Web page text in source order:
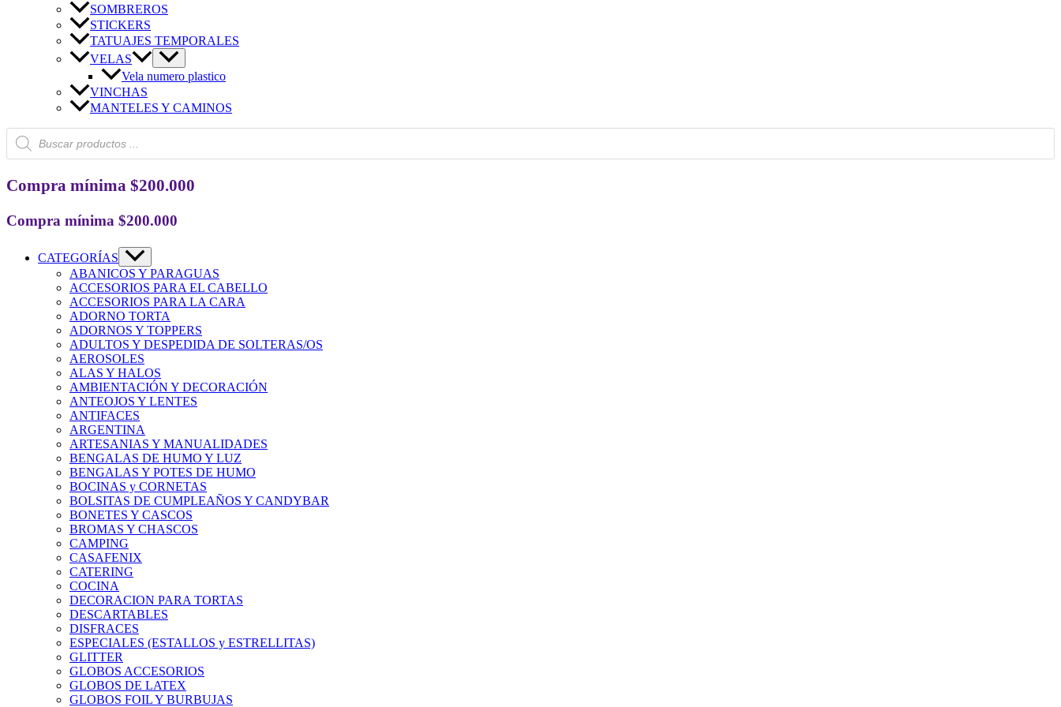
SOMBREROS
STICKERS
TATUAJES TEMPORALES
VELAS
Vela numero plastico
VINCHAS
MANTELES Y CAMINOS
Búsqueda
de
productos
Compra mínima $200.000
Compra mínima $200.000
CATEGORÍAS
ABANICOS Y PARAGUAS
ACCESORIOS PARA EL CABELLO
ACCESORIOS PARA LA CARA
ADORNO TORTA
ADORNOS Y TOPPERS
ADULTOS Y DESPEDIDA DE SOLTERAS/OS
AEROSOLES
ALAS Y HALOS
AMBIENTACIÓN Y DECORACIÓN
ANTEOJOS Y LENTES
ANTIFACES
ARGENTINA
ARTESANIAS Y MANUALIDADES
BENGALAS DE HUMO Y LUZ
BENGALAS Y POTES DE HUMO
BOCINAS y CORNETAS
BOLSITAS DE CUMPLEAÑOS Y CANDYBAR
BONETES Y CASCOS
BROMAS Y CHASCOS
CAMPING
CASAFENIX
CATERING
COCINA
DECORACION PARA TORTAS
DESCARTABLES
DISFRACES
ESPECIALES (ESTALLOS y ESTRELLITAS)
GLITTER
GLOBOS ACCESORIOS
GLOBOS DE LATEX
GLOBOS FOIL Y BURBUJAS